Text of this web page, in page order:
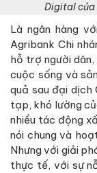
Digital của
Là ngân hàng
Agribank Chi
hỗ trợ người
cuộc sống và
quả sau đại dịch
tạp, khó lường
nhiều tác động
nói chung và
Nhưng với giải
thực tế, với sự